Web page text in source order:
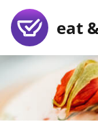
eat